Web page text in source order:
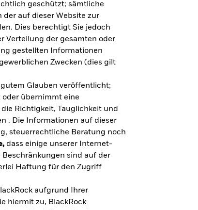
geschützt; sämtliche
der auf dieser Website zur
Dies berechtigt Sie jedoch
Verteilung der gesamten oder
gestellten Informationen
Zwecken (dies gilt
Glauben veröffentlicht;
oder übernimmt eine
Richtigkeit, Tauglichkeit und
. Die Informationen auf dieser
steuerrechtliche Beratung noch
dass einige unserer Internet-
sind auf der
Haftung für den Zugriff
aufgrund Ihrer
hiermit zu, BlackRock